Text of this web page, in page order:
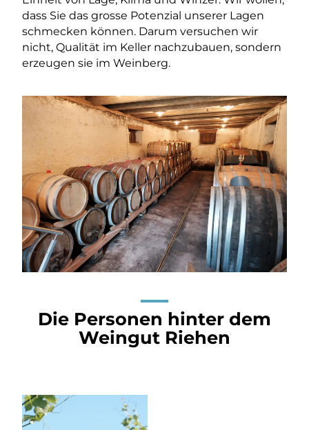
dass Sie das grosse Potenzial unserer Lagen
schmecken können. Darum versuchen wir
nicht, Qualität im Keller nachzubauen, sondern
erzeugen sie im Weinberg.
Die Personen hinter dem
Weingut Riehen